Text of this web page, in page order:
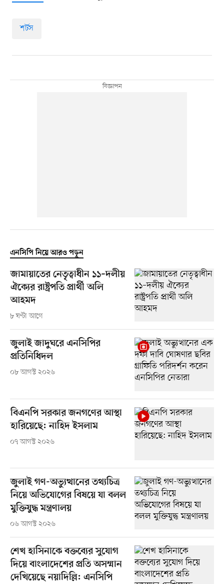
শর্টস
এনসিপি নিয়ে আরও পড়ুন
জামায়াতের নেতৃত্বাধীন ১১–দলীয়
ঐক্যের রাষ্ট্রপতি প্রার্থী অলি
আহমদ
৮ ঘণ্টা আগে
জুলাই জাদুঘরে এনসিপির
প্রতিনিধিদল
০৮ আগস্ট ২০২৬
বিএনপি সরকার জনগণের আস্থা
হারিয়েছে: নাহিদ ইসলাম
০৭ আগস্ট ২০২৬
জুলাই গণ-অভ্যুত্থানের তথ্যচিত্র
নিয়ে অভিযোগের বিষয়ে যা বলল
মুক্তিযুদ্ধ মন্ত্রণালয়
০৬ আগস্ট ২০২৬
শেখ হাসিনাকে বক্তব্যের সুযোগ
দিয়ে বাংলাদেশের প্রতি অসম্মান
দেখিয়েছে নয়াদিল্লি: এনসিপি